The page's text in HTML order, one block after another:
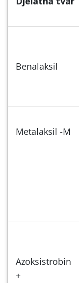
Benalaksil
Metalaksil -M
Azoksistrobin
+